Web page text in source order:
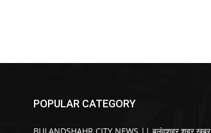
POPULAR CATEGORY